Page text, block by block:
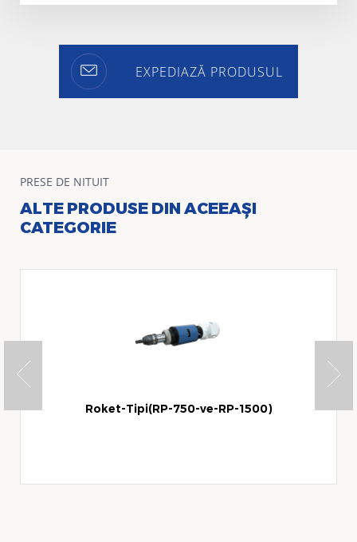
EXPEDIAZĂ PRODUSUL
PRESE DE NITUIT
ALTE PRODUSE DIN ACEEAȘI
CATEGORIE
Roket-Tipi(RP-750-ve-RP-1500)